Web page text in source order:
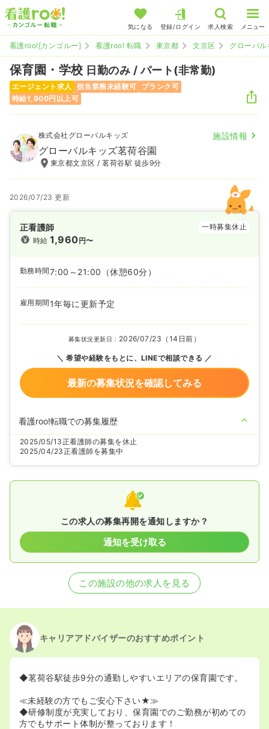
気になる 登録/ログイン 求人検索 メニュー
看護roo![カンゴルー] 看護roo! 転職 東京都 文京区 グローバ
保育園・学校 日勤のみ / パート(非常勤)
エージェント求人 担当業務未経験可
ブランク可
時給1,900円以上可
株式会社グローバルキッズ 施設情報
グローバルキッズ茗荷谷園
東京都文京区 / 茗荷谷駅 徒歩9分
2026/07/23 更新
正看護師
一時募集休止
時給1,960円〜
勤務時間7:00～21:00 （休憩60分）
雇用期間 1年毎に更新予定
募集状況更新日： 2026/07/23（14日前）
希望や経験をもとに、LINEで相談できる
最新の募集状況を確認してみる
看護roo!転職での募集履歴
2025/05/13正看護師の募集を休止
2025/04/23正看護師を募集中
この求人の募集再開を通知しますか？
通知を受け取る
この施設の他の求人を見る
キャリアアドバイザーのおすすめポイント
◆茗荷谷駅徒歩9分の通勤しやすいエリアの保育園です。
≪未経験の方でもご安心下さい★≫
◆研修制度が充実しており、保育園でのご勤務が初めての
方でもサポート体制が整っております！